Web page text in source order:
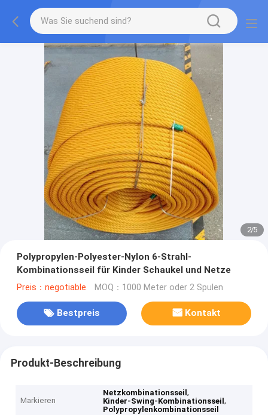
2/5
Polypropylen-Polyester-Nylon 6-Strahl-
Kombinationsseil für Kinder Schaukel und Netze
Preis：negotiable MOQ：1000 Meter oder 2 Spulen
Bestpreis Kontakt
Produkt-Beschreibung
Markieren
Netzkombinationsseil,
Kinder-Swing-Kombinationsseil,
Polypropylenkombinationsseil